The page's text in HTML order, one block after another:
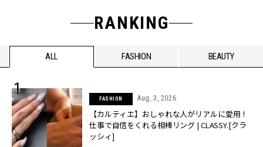
RANKING
ALL FASHION BEAUTY
FASHION Aug, 3, 2026
【カルティエ】おしゃれな人がリアルに愛用！
仕事で自信をくれる相棒リング | CLASSY.[クラ
ッシィ]